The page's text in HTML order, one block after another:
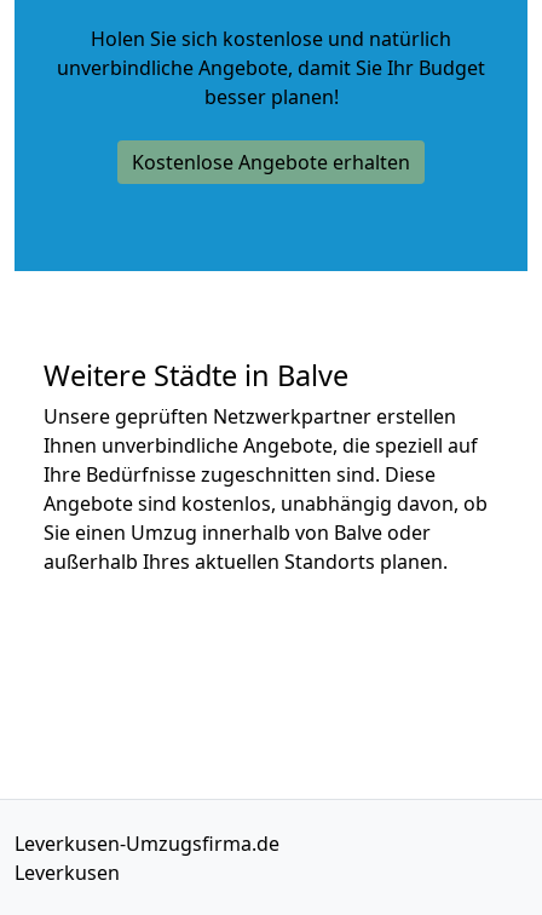
Holen Sie sich kostenlose und natürlich
unverbindliche Angebote, damit Sie Ihr Budget
besser planen!
Kostenlose Angebote erhalten
Weitere Städte in Balve
Unsere geprüften Netzwerkpartner erstellen
Ihnen unverbindliche Angebote, die speziell auf
Ihre Bedürfnisse zugeschnitten sind. Diese
Angebote sind kostenlos, unabhängig davon, ob
Sie einen Umzug innerhalb von Balve oder
außerhalb Ihres aktuellen Standorts planen.
Leverkusen-Umzugsfirma.de
Leverkusen